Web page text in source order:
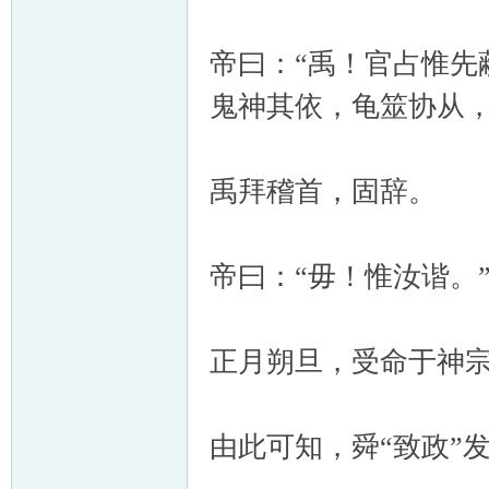
帝曰：“禹！官占惟
鬼神其依，龟筮协从
禹拜稽首，固辞。
帝曰：“毋！惟汝谐。
正月朔旦，受命于神
由此可知，舜“致政”